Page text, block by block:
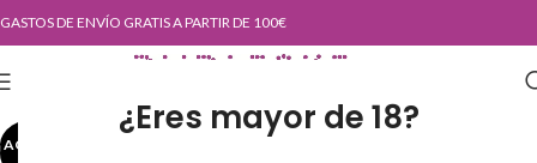
¿Eres mayor de 18?
GASTOS DE ENVÍO GRATIS A PARTIR DE 100€
AGOT
AGOTADO